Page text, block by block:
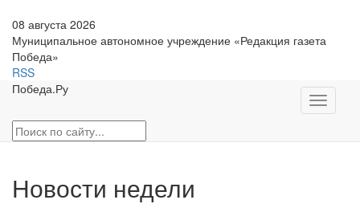
08 августа 2026
Муниципальное автономное учреждение «Редакция газета
Победа»
RSS
Победа.Ру
Toggle
Новости недели